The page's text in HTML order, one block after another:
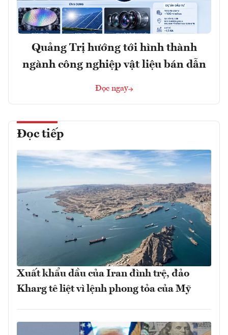
Quảng Trị hướng tới hình thành
ngành công nghiệp vật liệu bán dẫn
Đọc ngay
Đọc tiếp
Xuất khẩu dầu của Iran đình trệ, đảo
Kharg tê liệt vì lệnh phong tỏa của Mỹ